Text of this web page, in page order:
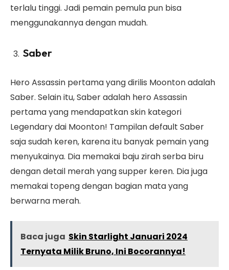
terlalu tinggi. Jadi pemain pemula pun bisa
menggunakannya dengan mudah.
Saber
Hero Assassin pertama yang dirilis Moonton adalah
Saber. Selain itu, Saber adalah hero Assassin
pertama yang mendapatkan skin kategori
Legendary dai Moonton! Tampilan default Saber
saja sudah keren, karena itu banyak pemain yang
menyukainya. Dia memakai baju zirah serba biru
dengan detail merah yang supper keren. Dia juga
memakai topeng dengan bagian mata yang
berwarna merah.
Baca juga Skin Starlight Januari 2024
Ternyata Milik Bruno, Ini Bocorannya!